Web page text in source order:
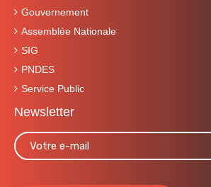
Gouvernement
Assemblée Nationale
SIG
PNDES
Service Public
Newsletter